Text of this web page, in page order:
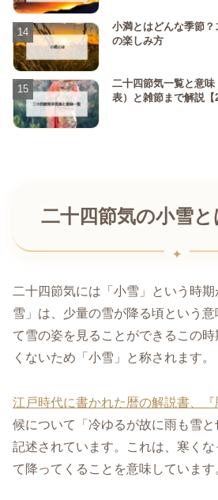
小満とはどんな季節
の楽しみ方
二十四節気一覧と意
表）と雑節まで解説【
二十四節気の小雪と
二十四節気には「小雪」という時
雪」は、少量の雪が降る頃という
て雪の姿を見ることができるこの
くないため「小雪」と称されます。
江戸時代に書かれた暦の解説書、『
候について「冷ゆるが故に雨も雪
記述されています。これは、寒く
て降ってくることを意味しています